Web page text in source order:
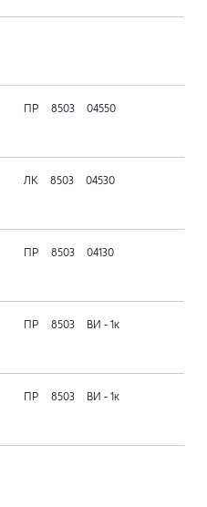
ПР 8503 04550
ЛК 8503 04530
ПР 8503 04130
ПР 8503 ВИ - 1к
ПР 8503 ВИ - 1к